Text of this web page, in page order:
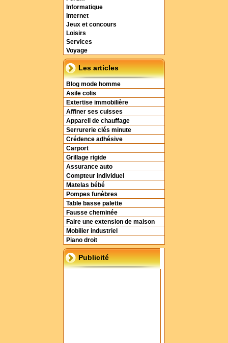
Informatique
Internet
Jeux et concours
Loisirs
Services
Voyage
Les articles
Blog mode homme
Asile colis
Extertise immobilière
Affiner ses cuisses
Appareil de chauffage
Serrurerie clés minute
Crédence adhésive
Carport
Grillage rigide
Assurance auto
Compteur individuel
Matelas bébé
Pompes funèbres
Table basse palette
Fausse cheminée
Faire une extension de maison
Mobilier industriel
Piano droit
Publicité